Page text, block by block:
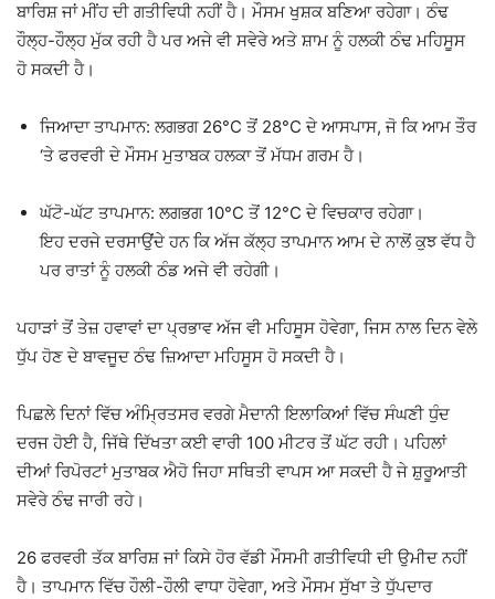
ਬਾਰਿਸ਼ ਜਾਂ ਮੀਂਹ ਦੀ ਗਤੀਵਿਧੀ ਨਹੀਂ ਹੈ। ਮੌਸਮ ਖੁਸ਼ਕ ਬਣਿਆ ਰਹੇਗਾ। ਠੰਢ
ਹੌਲ੍ਹ-ਹੌਲ੍ਹ ਮੁੱਕ ਰਹੀ ਹੈ ਪਰ ਅਜੇ ਵੀ ਸਵੇਰੇ ਅਤੇ ਸ਼ਾਮ ਨੂੰ ਹਲਕੀ ਠੰਢ ਮਹਿਸੂਸ
ਹੋ ਸਕਦੀ ਹੈ।
ਜਿਆਦਾ ਤਾਪਮਾਨ: ਲਗਭਗ 26°C ਤੋਂ 28°C ਦੇ ਆਸਪਾਸ, ਜੋ ਕਿ ਆਮ ਤੌਰ
‘ਤੇ ਫਰਵਰੀ ਦੇ ਮੌਸਮ ਮੁਤਾਬਕ ਹਲਕਾ ਤੋਂ ਮੱਧਮ ਗਰਮ ਹੈ।
ਘੱਟੋ-ਘੱਟ ਤਾਪਮਾਨ: ਲਗਭਗ 10°C ਤੋਂ 12°C ਦੇ ਵਿਚਕਾਰ ਰਹੇਗਾ।
ਇਹ ਦਰਜੇ ਦਰਸਾਉਂਦੇ ਹਨ ਕਿ ਅੱਜ ਕੱਲ੍ਹ ਤਾਪਮਾਨ ਆਮ ਦੇ ਨਾਲੋਂ ਕੁਝ ਵੱਧ ਹੈ
ਪਰ ਰਾਤਾਂ ਨੂੰ ਹਲਕੀ ਠੰਡ ਅਜੇ ਵੀ ਰਹੇਗੀ।
ਪਹਾੜਾਂ ਤੋਂ ਤੇਜ਼ ਹਵਾਵਾਂ ਦਾ ਪ੍ਰਭਾਵ ਅੱਜ ਵੀ ਮਹਿਸੂਸ ਹੋਵੇਗਾ, ਜਿਸ ਨਾਲ ਦਿਨ ਵੇਲੇ
ਧੁੱਪ ਹੋਣ ਦੇ ਬਾਵਜੂਦ ਠੰਢ ਜ਼ਿਆਦਾ ਮਹਿਸੂਸ ਹੋ ਸਕਦੀ ਹੈ।
ਪਿਛਲੇ ਦਿਨਾਂ ਵਿੱਚ ਅੰਮ੍ਰਿਤਸਰ ਵਰਗੇ ਮੈਦਾਨੀ ਇਲਾਕਿਆਂ ਵਿੱਚ ਸੰਘਣੀ ਧੁੰਦ
ਦਰਜ ਹੋਈ ਹੈ, ਜਿੱਥੇ ਦਿੱਖਤਾ ਕਈ ਵਾਰੀ 100 ਮੀਟਰ ਤੋਂ ਘੱਟ ਰਹੀ। ਪਹਿਲਾਂ
ਦੀਆਂ ਰਿਪੋਰਟਾਂ ਮੁਤਾਬਕ ਐਹੋ ਜਿਹਾ ਸਥਿਤੀ ਵਾਪਸ ਆ ਸਕਦੀ ਹੈ ਜੇ ਸ਼ੁਰੂਆਤੀ
ਸਵੇਰੇ ਠੰਢ ਜਾਰੀ ਰਹੇ।
26 ਫਰਵਰੀ ਤੱਕ ਬਾਰਿਸ਼ ਜਾਂ ਕਿਸੇ ਹੋਰ ਵੱਡੀ ਮੌਸਮੀ ਗਤੀਵਿਧੀ ਦੀ ਉਮੀਦ ਨਹੀਂ
ਹੈ। ਤਾਪਮਾਨ ਵਿੱਚ ਹੌਲੀ-ਹੌਲੀ ਵਾਧਾ ਹੋਵੇਗਾ, ਅਤੇ ਮੌਸਮ ਸੁੱਖਾ ਤੇ ਧੁੱਪਦਾਰ